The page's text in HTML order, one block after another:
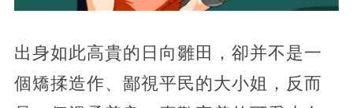
出身如此高貴的日向雛田，卻并不是一
個矯揉造作、鄙視平民的大小姐，反而